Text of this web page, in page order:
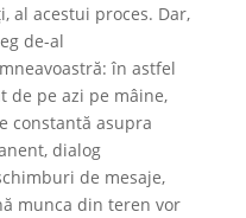
al acestui proces. Dar,
de-al
în astfel
de pe azi pe mâine,
constantă asupra
dialog
de mesaje,
munca din teren vor